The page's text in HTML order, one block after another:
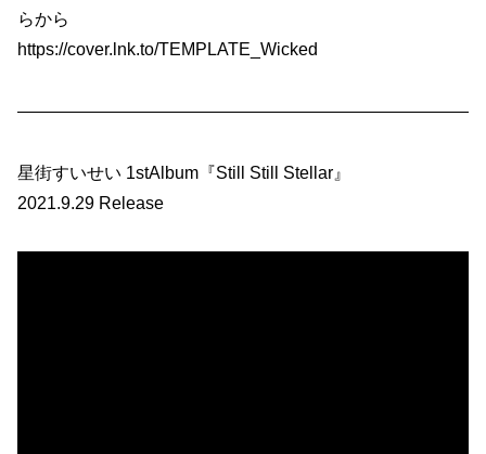
らから
https://cover.lnk.to/TEMPLATE_Wicked
——————————————————————————
星街すいせい 1stAlbum『Still Still Stellar』
2021.9.29 Release